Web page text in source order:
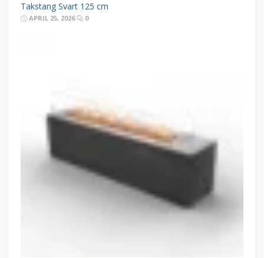
Takstang Svart 125 cm
APRIL 25, 2026 0